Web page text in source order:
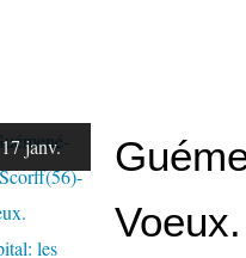
17 janv.